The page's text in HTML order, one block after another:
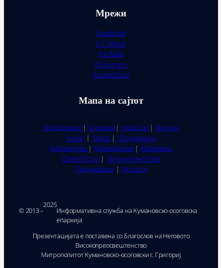
Мрежи
Facebook
X / Twitter
YouTube
Instagram
SoundCloud
Мапа на сајтот
Митрополит | Епархија| Новости | Контакт
Книги | Тавор | Продавница
Библиотека | Молитвеник | Катихизис
Свети Отци| Поучни текстови
Предизвици | Ресурси
© 2013 –
2025
Ин­фор­ма­тив­на служ­ба на Ку­ма­нов­ско-осо­гов­ска
епар­хи­ја
Презентацијата е поставена со благослов на Неговото
Високопреосвештенство
Митрополитот Кумановско-осоговски г. Григориј